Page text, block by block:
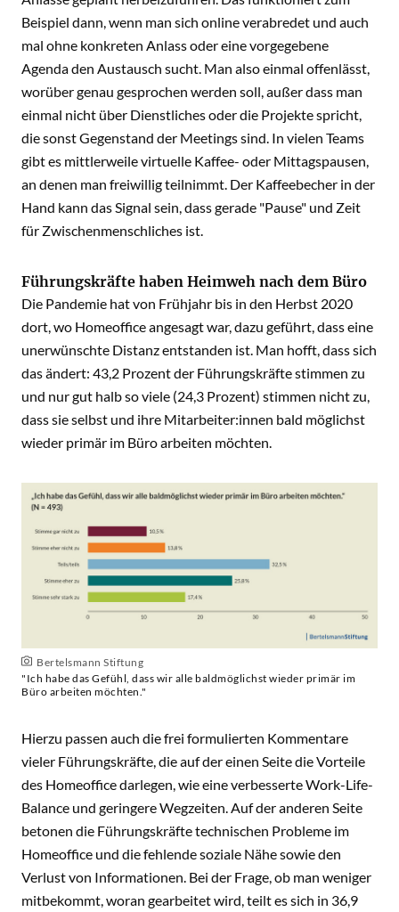
Beispiel dann, wenn man sich online verabredet und auch
mal ohne konkreten Anlass oder eine vorgegebene
Agenda den Austausch sucht. Man also einmal offenlässt,
worüber genau gesprochen werden soll, außer dass man
einmal nicht über Dienstliches oder die Projekte spricht,
die sonst Gegenstand der Meetings sind. In vielen Teams
gibt es mittlerweile virtuelle Kaffee- oder Mittagspausen,
an denen man freiwillig teilnimmt. Der Kaffeebecher in der
Hand kann das Signal sein, dass gerade "Pause" und Zeit
für Zwischenmenschliches ist.
Führungskräfte haben Heimweh nach dem Büro
Die Pandemie hat von Frühjahr bis in den Herbst 2020
dort, wo Homeoffice angesagt war, dazu geführt, dass eine
unerwünschte Distanz entstanden ist. Man hofft, dass sich
das ändert: 43,2 Prozent der Führungskräfte stimmen zu
und nur gut halb so viele (24,3 Prozent) stimmen nicht zu,
dass sie selbst und ihre Mitarbeiter:innen bald möglichst
wieder primär im Büro arbeiten möchten.
Bertelsmann Stiftung
"Ich habe das Gefühl, dass wir alle baldmöglichst wieder primär im
Büro arbeiten möchten."
Hierzu passen auch die frei formulierten Kommentare
vieler Führungskräfte, die auf der einen Seite die Vorteile
des Homeoffice darlegen, wie eine verbesserte Work-Life-
Balance und geringere Wegzeiten. Auf der anderen Seite
betonen die Führungskräfte technischen Probleme im
Homeoffice und die fehlende soziale Nähe sowie den
Verlust von Informationen. Bei der Frage, ob man weniger
mitbekommt, woran gearbeitet wird, teilt es sich in 36,9